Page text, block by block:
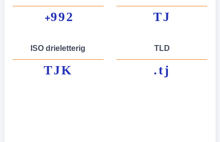
+992 TJ
ISO drieletterig
TJK
TLD
.tj